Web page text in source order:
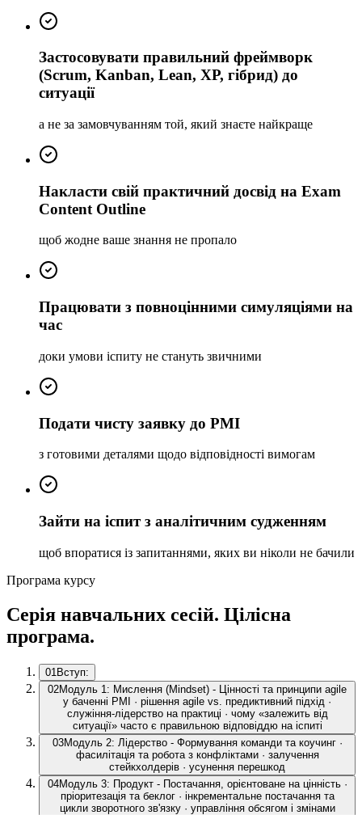
Застосовувати правильний фреймворк
(Scrum, Kanban, Lean, XP, гібрид) до
ситуації
а не за замовчуванням той, який знаєте найкраще
Накласти свій практичний досвід на Exam
Content Outline
щоб жодне ваше знання не пропало
Працювати з повноцінними симуляціями на
час
доки умови іспиту не стануть звичними
Подати чисту заявку до PMI
з готовими деталями щодо відповідності вимогам
Зайти на іспит з аналітичним судженням
щоб впоратися із запитаннями, яких ви ніколи не бачили
Програма курсу
Серія навчальних сесій. Цілісна
програма.
01 Вступ:
02Модуль 1: Мислення (Mindset) - Цінності та принципи agile
у баченні PMI · рішення agile vs. предиктивний підхід ·
служіння-лідерство на практиці · чому «залежить від
ситуації» часто є правильною відповіддю на іспиті
03Модуль 2: Лідерство - Формування команди та коучинг ·
фасилітація та робота з конфліктами · залучення
стейкхолдерів · усунення перешкод
04Модуль 3: Продукт - Постачання, орієнтоване на цінність ·
пріоритезація та беклог · інкрементальне постачання та
цикли зворотного зв'язку · управління обсягом і змінами